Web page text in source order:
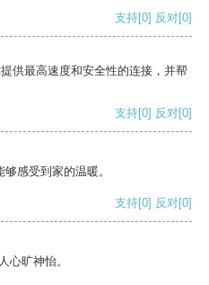
支持[0] 反对[0]
供最高速度和安全性的连接，并帮
支持[0] 反对[0]
感受到家的温暖。
支持[0] 反对[0]
心旷神怡。